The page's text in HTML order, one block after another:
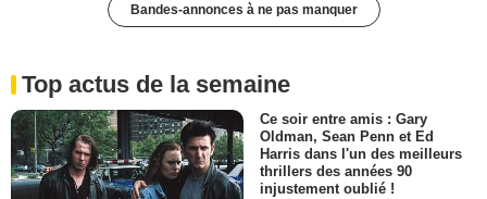
Bandes-annonces à ne pas manquer
Top actus de la semaine
Ce soir entre amis : Gary
Oldman, Sean Penn et Ed
Harris dans l'un des meilleurs
thrillers des années 90
injustement oublié !